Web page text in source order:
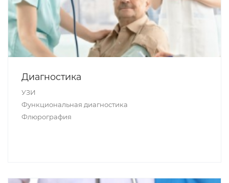
Диагностика
УЗИ
Функциональная диагностика
Флюрография